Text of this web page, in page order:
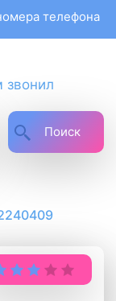
телефона
звонил
Поиск